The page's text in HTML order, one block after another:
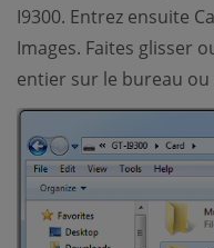
I9300. Entrez ensuite
Images. Faites glisser
entier sur le bureau